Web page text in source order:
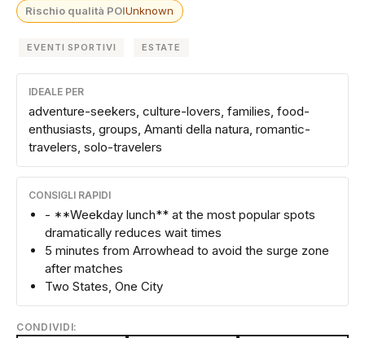
Rischio qualità POIUnknown
EVENTI SPORTIVI ESTATE
IDEALE PER
adventure-seekers, culture-lovers, families, food-
enthusiasts, groups, Amanti della natura, romantic-
travelers, solo-travelers
CONSIGLI RAPIDI
- **Weekday lunch** at the most popular spots
dramatically reduces wait times
5 minutes from Arrowhead to avoid the surge zone
after matches
Two States, One City
CONDIVIDI: